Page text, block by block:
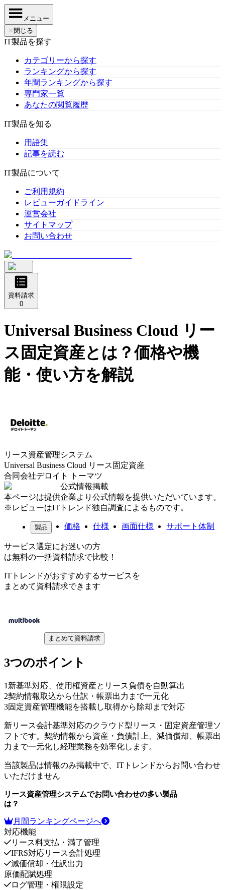
メニュー
✕ 閉じる
IT製品を探す
カテゴリーから探す
ランキングから探す
年間ランキングから探す
専門家一覧
あなたの閲覧履歴
IT製品を知る
用語集
記事を読む
IT製品について
ご利用規約
レビューガイドライン
運営会社
サイトマップ
お問い合わせ
資料請求
0
Universal Business Cloud リー
ス固定資産とは？価格や機
能・使い方を解説
リース資産管理システム
Universal Business Cloud リース固定資産
合同会社デロイト トーマツ
公式情報掲載
本ページは提供企業より公式情報を提供いただいています。
※レビューはITトレンド独自調査によるものです。
製品 価格 仕様 画面仕様 サポート体制
サービス選定にお迷いの方
は無料の一括資料請求で比較！
ITトレンドがおすすめするサービスを
まとめて資料請求できます
まとめて資料請求
3つのポイント
1 新基準対応、使用権資産とリース負債を自動算出
2契約情報取込から仕訳・帳票出力まで一元化
3固定資産管理機能を搭載し取得から除却まで対応
新リース会計基準対応のクラウド型リース・固定資産管理ソ
フトです。契約情報から資産・負債計上、減価償却、帳票出
力まで一元化し経理業務を効率化します。
当該製品は情報のみ掲載中で、ITトレンドからお問い合わせ
いただけません
リース資産管理システムでお問い合わせの多い製品
は？
月間ランキングページへ
対応機能
リース料支払・満了管理
IFRS対応リース会計処理
減価償却・仕訳出力
原価配賦処理
ログ管理・権限設定